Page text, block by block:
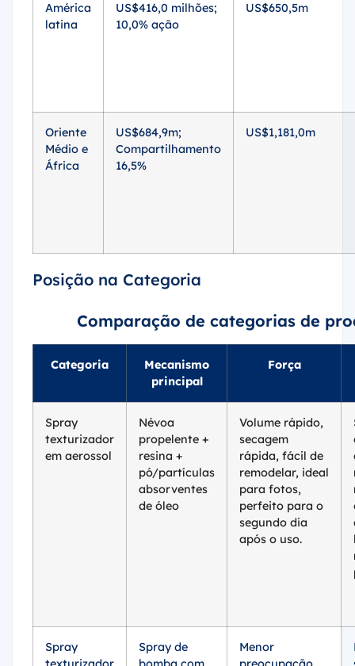
América
latina
US$416,0 milhões;
10,0% ação
US$650,5m
Oriente
Médio e
África
US$684,9m;
Compartilhamento
16,5%
US$1,181,0m
Posição na Categoria
Comparação de categorias de
Categoria
Mecanismo
principal
Força
Spray
texturizador
em aerossol
Névoa
propelente +
resina +
pó/partículas
absorventes
de óleo
Volume rápido,
secagem
rápida, fácil de
remodelar, ideal
para fotos,
perfeito para o
segundo dia
após o uso.
Spray
Spray de
Menor